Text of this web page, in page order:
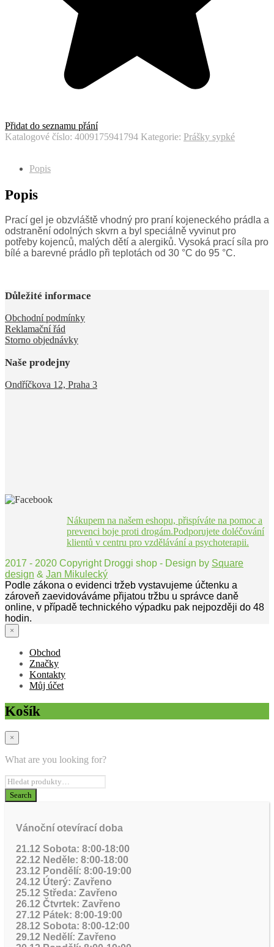
Přidat do seznamu přání
Katalogové číslo: 4009175941794 Kategorie: Prášky sypké
Popis
Popis
Prací gel je obzvláště vhodný pro praní kojeneckého prádla a
odstranění odolných skvrn a byl speciálně vyvinut pro
potřeby kojenců, malých dětí a alergiků. Vysoká prací síla pro
bílé a barevné prádlo při teplotách od 30 °C do 95 °C.
Důležité informace
Obchodní podmínky
Reklamační řád
Storno objednávky
Naše prodejny
Ondříčkova 12, Praha 3
Nákupem na našem eshopu, přispíváte na pomoc a
prevenci boje proti drogám.Podporujete doléčování
klientů v centru pro vzdělávání a psychoterapii.
2017 - 2020 Copyright Droggi shop - Design by Square
design & Jan Mikulecký
Podle zákona o evidenci tržeb vystavujeme účtenku a
zároveň zaevidováváme přijatou tržbu u správce daně
online, v případě technického výpadku pak nejpozději do 48
hodin.
×
Obchod
Značky
Kontakty
Můj účet
Košík
×
What are you looking for?
Vánoční otevírací doba
21.12 Sobota: 8:00-18:00
22.12 Neděle: 8:00-18:00
23.12 Pondělí: 8:00-19:00
24.12 Úterý: Zavřeno
25.12 Středa: Zavřeno
26.12 Čtvrtek: Zavřeno
27.12 Pátek: 8:00-19:00
28.12 Sobota: 8:00-12:00
29.12 Nedělí: Zavřeno